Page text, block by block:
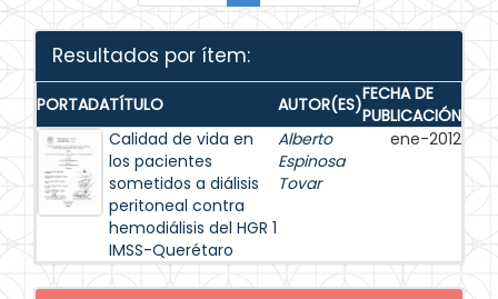
Resultados por ítem:
PORTADATÍTULO AUTOR(ES)FECHA DE
PUBLICACIÓN
Calidad de vida en
los pacientes
sometidos a diálisis
peritoneal contra
hemodiálisis del HGR 1
IMSS-Querétaro
Alberto
Espinosa
Tovar
ene-2012